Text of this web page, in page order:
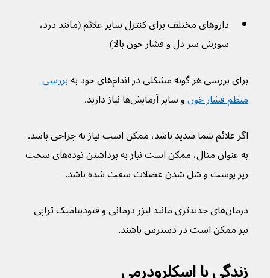
داروهای مختلف برای کنترل سایر علائم (مانند درد،
سوزش سر دل و فشار خون بالا)
برای بررسی هر گونه مشکلی در اندام‌های خود به
بررسی
منظم فشار خون و سایر آزمایش‌ها نیاز دارید.
اگر علائم شما شدید باشد، ممکن است نیاز به جراحی باشد.
به عنوان مثال، ممکن است نیاز به برداشتن توده‌های سخت
زیر پوست و شل شدن عضلات سفت شده باشد.
درمان‌های جدیدتری مانند لیزر درمانی و فتودینامیک تراپی
نیز ممکن است در دسترس باشند.